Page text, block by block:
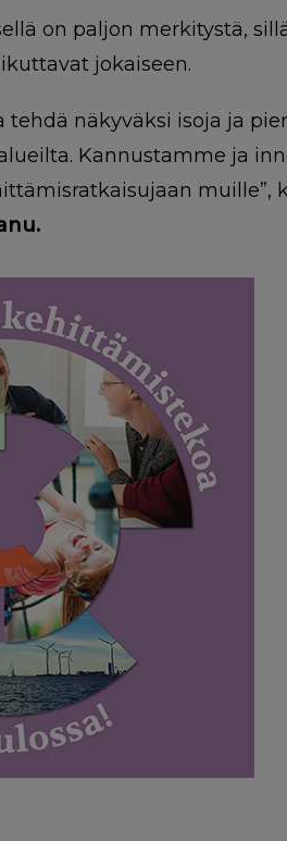
on paljon merkitystä,
jokaiseen.
tehdä näkyväksi isoja ja
Kannustamme ja
muille”,